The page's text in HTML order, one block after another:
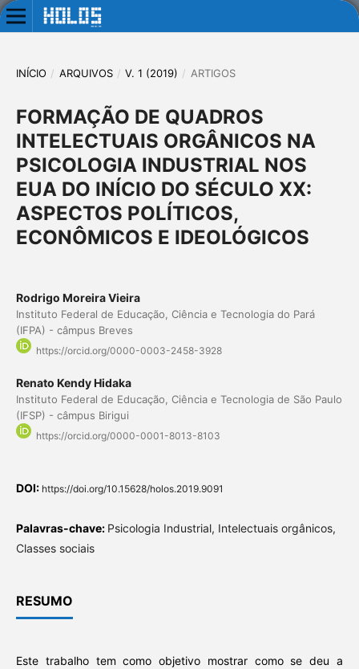
INÍCIO / ARQUIVOS / V. 1 (2019) / ARTIGOS
FORMAÇÃO DE QUADROS
INTELECTUAIS ORGÂNICOS NA
PSICOLOGIA INDUSTRIAL NOS
EUA DO INÍCIO DO SÉCULO XX:
ASPECTOS POLÍTICOS,
ECONÔMICOS E IDEOLÓGICOS
Rodrigo Moreira Vieira
Instituto Federal de Educação, Ciência e Tecnologia do Pará
(IFPA) - câmpus Breves
https://orcid.org/0000-0003-2458-3928
Renato Kendy Hidaka
Instituto Federal de Educação, Ciência e Tecnologia de São Paulo
(IFSP) - câmpus Birigui
https://orcid.org/0000-0001-8013-8103
DOI: https://doi.org/10.15628/holos.2019.9091
Palavras-chave: Psicologia Industrial, Intelectuais orgânicos,
Classes sociais
RESUMO
Este trabalho tem como objetivo mostrar como se deu a